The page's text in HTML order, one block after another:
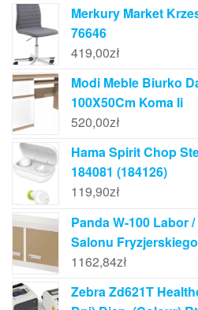
Merkury Market
76646
419,00zł
Modi Meble Biurko
100X50Cm Koma Ii
520,00zł
Hama Spirit Chop
184081 (184126)
119,90zł
Panda W-100 Labor
Salonu
1162,84zł
Zebra Zd621T